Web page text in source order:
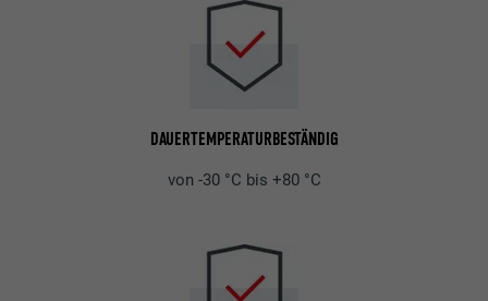
DAUERTEMPERATURBESTÄNDIG
von -30 °C bis +80 °C